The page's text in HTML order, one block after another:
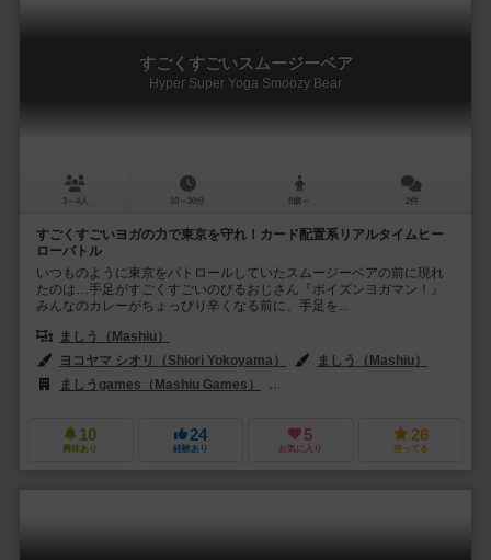
すごくすごいスムージーベア
Hyper Super Yoga Smoozy Bear
3～4人 10～30分 8歳～ 2件
すごくすごいヨガの力で東京を守れ！カード配置系リアルタイムヒー
ローバトル
いつものように東京をパトロールしていたスムージーベアの前に現れ
たのは…手足がすごくすごいのびるおじさん『ポイズンヨガマン！』
みんなのカレーがちょっぴり辛くなる前に、手足を...
ましう（Mashiu）
ヨコヤマ シオリ（Shiori Yokoyama）
ましう（Mashiu）
ましうgames（Mashiu Games）
10
興味あり
24
経験あり
5
お気に入り
26
持ってる